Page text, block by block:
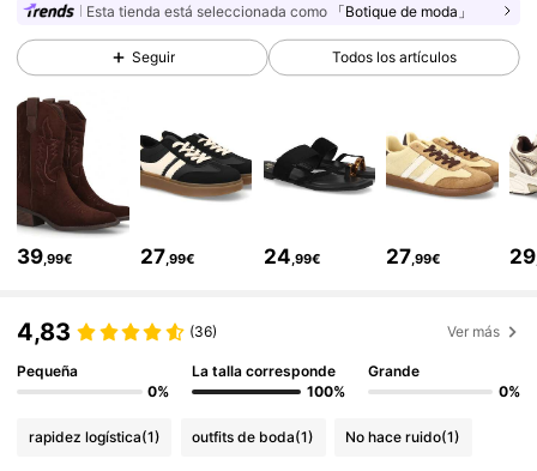
4,83 3K Seguidores
4,83 3K Seguidores
4,83
4,83 3K Seguidores
Esta tienda está seleccionada como 「Botique de moda」
Seguir Todos los artículos
39,99€ 27,99€ 24,99€ 27,99€ 29
4,83 (36) Ver más
Pequeña
0%
La talla corresponde
100%
Grande
0%
rapidez logística(1) outfits de boda(1) No hace ruido(1)